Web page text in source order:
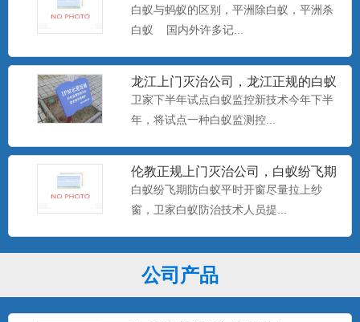
洲杀白蚁
白蚁与蚂蚁的区别，平洲除白蚁，平洲杀
白蚁 国内外许多记...
龙江上门灭治公司，龙江正规的白蚁
防治中心，卫家下半年试点白
卫家下半年试点白蚁监控新技术今年下半
年，将试点一种白蚁监测控...
伦教正规上门灭治公司，白蚁纷飞期
防白蚁平时开窗尽量拉上纱窗
白蚁纷飞期防白蚁平时开窗尽量拉上纱
窗，卫家白蚁防治技术人员提...
公司产品